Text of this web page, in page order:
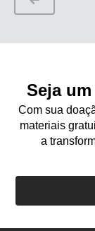
Seja
Com sua
materiais
a